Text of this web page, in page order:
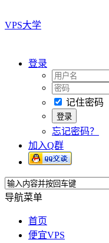
VPS大学
登录
记住密码
忘记密码？
加入Q群
导航菜单
首页
便宜VPS